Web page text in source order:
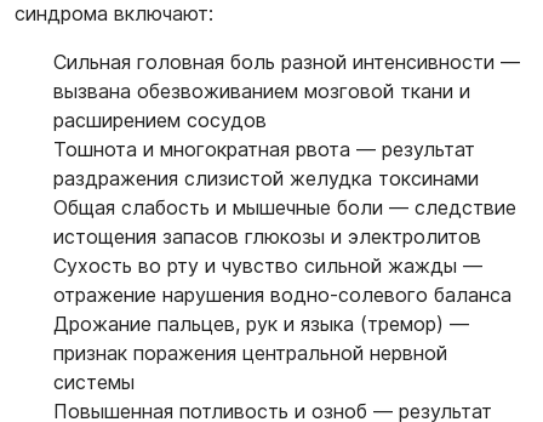
синдрома включают:
Сильная головная боль разной интенсивности —
вызвана обезвоживанием мозговой ткани и
расширением сосудов
Тошнота и многократная рвота — результат
раздражения слизистой желудка токсинами
Общая слабость и мышечные боли — следствие
истощения запасов глюкозы и электролитов
Сухость во рту и чувство сильной жажды —
отражение нарушения водно-солевого баланса
Дрожание пальцев, рук и языка (тремор) —
признак поражения центральной нервной
системы
Повышенная потливость и озноб — результат